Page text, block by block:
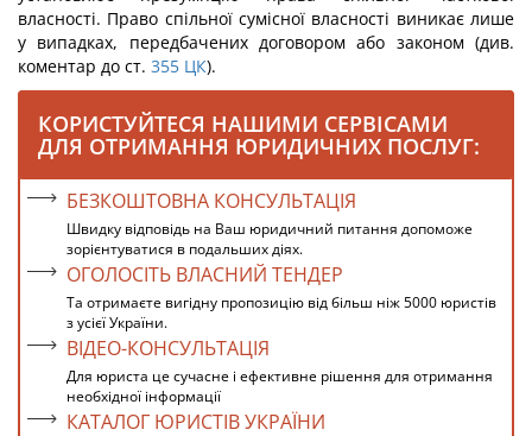
власності. Право спільної сумісної власності виникає лише
у випадках, передбачених договором або законом (див.
коментар до ст. 355 ЦК).
КОРИСТУЙТЕСЯ НАШИМИ СЕРВІСАМИ
ДЛЯ ОТРИМАННЯ ЮРИДИЧНИХ ПОСЛУГ:
БЕЗКОШТОВНА КОНСУЛЬТАЦІЯ
Швидку відповідь на Ваш юридичний питання допоможе
зорієнтуватися в подальших діях.
ОГОЛОСІТЬ ВЛАСНИЙ ТЕНДЕР
Та отримаєте вигідну пропозицію від більш ніж 5000 юристів
з усієї України.
ВІДЕО-КОНСУЛЬТАЦІЯ
Для юриста це сучасне і ефективне рішення для отримання
необхідної інформації
КАТАЛОГ ЮРИСТІВ УКРАЇНИ